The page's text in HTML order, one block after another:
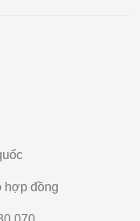
hợp đồng